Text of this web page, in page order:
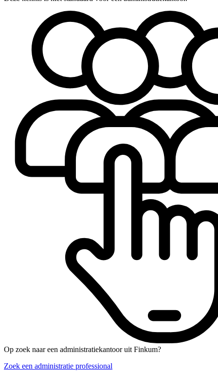
Op zoek naar een administratiekantoor uit Finkum?
Zoek een administratie professional